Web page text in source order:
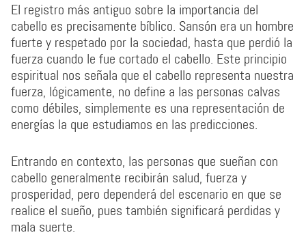
El registro más antiguo sobre la importancia del
cabello es precisamente bíblico. Sansón era un hombre
fuerte y respetado por la sociedad, hasta que perdió la
fuerza cuando le fue cortado el cabello. Este principio
espiritual nos señala que el cabello representa nuestra
fuerza, lógicamente, no define a las personas calvas
como débiles, simplemente es una representación de
energías la que estudiamos en las predicciones.
Entrando en contexto, las personas que sueñan con
cabello generalmente recibirán salud, fuerza y
prosperidad, pero dependerá del escenario en que se
realice el sueño, pues también significará perdidas y
mala suerte.